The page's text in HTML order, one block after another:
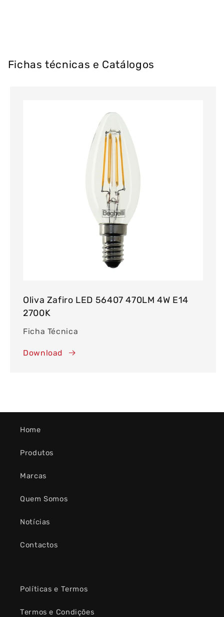
Fichas técnicas e Catálogos
Oliva Zafiro LED 56407 470LM 4W E14
2700K
Ficha Técnica
Download
Home
Produtos
Marcas
Quem Somos
Notícias
Contactos
Políticas e Termos
Termos e Condições